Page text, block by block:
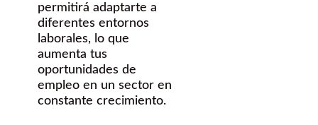
permitirá adaptarte a
diferentes entornos
laborales, lo que
aumenta tus
oportunidades de
empleo en un sector en
constante crecimiento.